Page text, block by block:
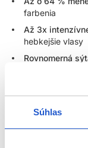
Súhlas
farbenia
Až 3x
hebkejšie vlasy
Rovnomerná
miešanie a